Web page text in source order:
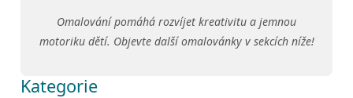
Omalování pomáhá rozvíjet kreativitu a jemnou
motoriku dětí. Objevte další omalovánky v sekcích níže!
Kategorie